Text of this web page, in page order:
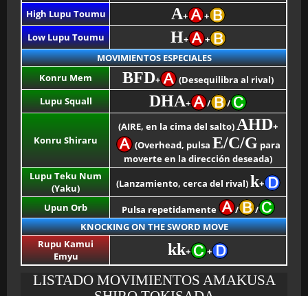
High Lupu Toumu A+
+
Low Lupu Toumu
H+
+
MOVIMIENTOS ESPECIALES
Konru Mem
BFD+
(Desequilibra al rival)
Lupu Squall
DHA+ / /
Konru Shiraru
(AIRE, en la cima del salto) AHD+
(Overhead, pulsa E/C/G para
moverte en la dirección deseada)
Lupu Teku Num
(Yaku)
(Lanzamiento, cerca del rival)k+
Upun Orb
Pulsa repetidamente /
/
KNOCKING ON THE SWORD MOVE
Rupu Kamui
Emyu
kk+ +
LISTADO MOVIMIENTOS AMAKUSA